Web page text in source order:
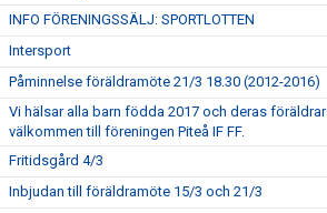
INFO FÖRENINGSSÄLJ: SPORTLOTTEN
Intersport
Påminnelse föräldramöte 21/3 18.30 (2012-2016)
Vi hälsar alla barn födda 2017 och deras föräldrar
välkommen till föreningen Piteå IF FF.
Fritidsgård 4/3
Inbjudan till föräldramöte 15/3 och 21/3